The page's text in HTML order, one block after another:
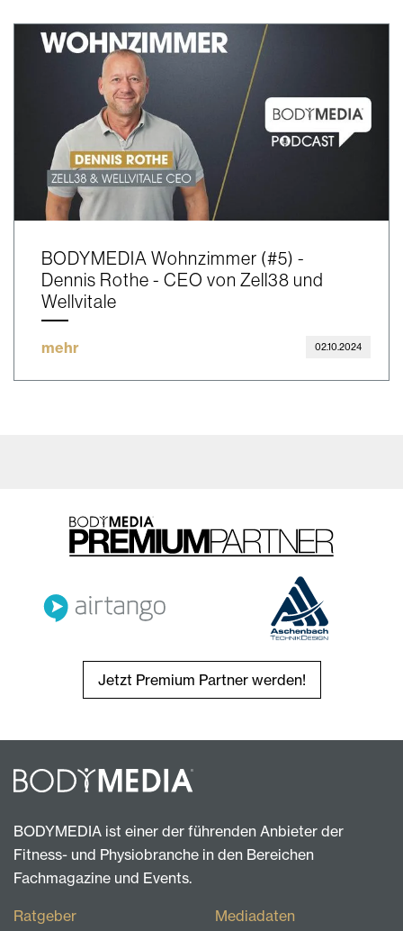
BODYMEDIA Wohnzimmer (#5) -
Dennis Rothe - CEO von Zell38 und
Wellvitale
mehr 02.10.2024
Jetzt Premium Partner werden!
BODYMEDIA ist einer der führenden Anbieter der
Fitness- und Physiobranche in den Bereichen
Fachmagazine und Events.
Ratgeber Mediadaten